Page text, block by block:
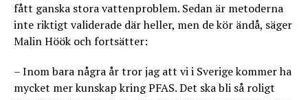
fått ganska stora vattenproblem. Sedan är metoderna
inte riktigt validerade där heller, men de kör ändå, säger
Malin Höök och fortsätter:
– Inom bara några år tror jag att vi i Sverige kommer ha
mycket mer kunskap kring PFAS. Det ska bli så roligt